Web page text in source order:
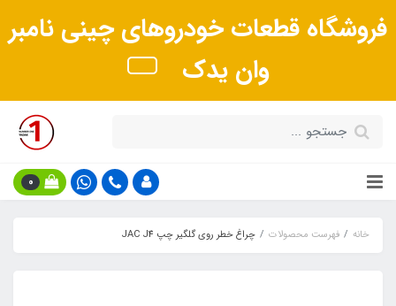
فروشگاه قطعات خودروهای چینی نامبر
وان یدک
0
خانه فهرست محصولات چراغ خطر روی گلگیر چپ JAC J4